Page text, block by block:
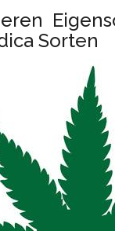
Sorten